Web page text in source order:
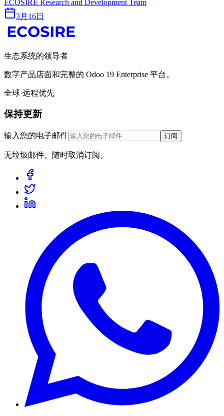
ECOSIRE Research and Development Team
3月16日
生态系统的领导者
数字产品店面和完整的 Odoo 19 Enterprise 平台。
全球·远程优先
保持更新
输入您的电子邮件 订阅
无垃圾邮件。随时取消订阅。